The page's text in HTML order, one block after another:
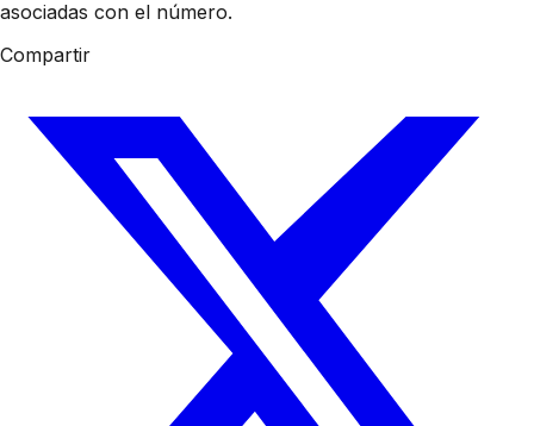
asociadas con el número.
Compartir